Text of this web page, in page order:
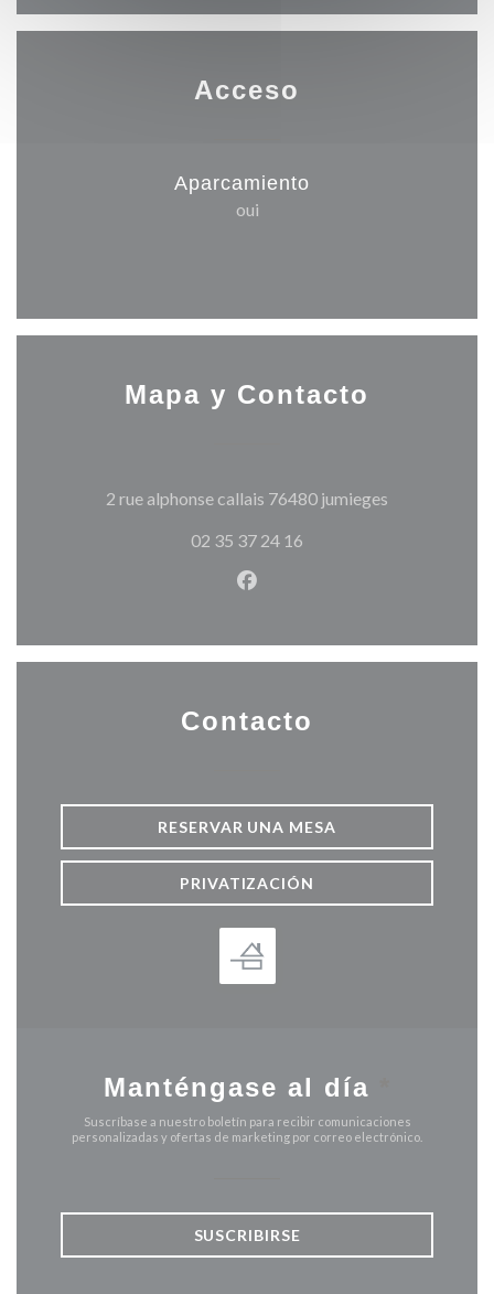
Acceso
Aparcamiento
oui
Mapa y Contacto
2 rue alphonse callais 76480 jumieges
02 35 37 24 16
Facebook ((abre en una
Contacto
RESERVAR UNA MESA
PRIVATIZACIÓN
Manténgase al día
Suscríbase a nuestro boletín para recibir comunicaciones
personalizadas y ofertas de marketing por correo electrónico.
SUSCRIBIRSE